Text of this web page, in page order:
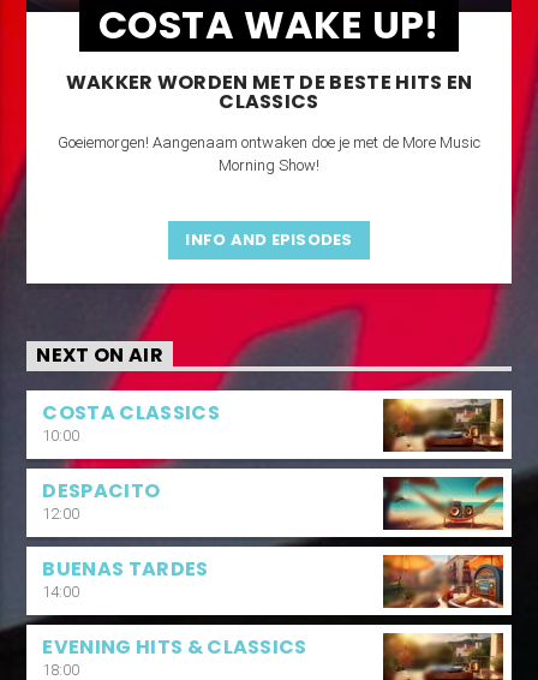
COSTA WAKE UP!
WAKKER WORDEN MET DE BESTE HITS EN
CLASSICS
Goeiemorgen! Aangenaam ontwaken doe je met de More Music
Morning Show!
INFO AND EPISODES
NEXT ON AIR
COSTA CLASSICS
10:00
DESPACITO
12:00
BUENAS TARDES
14:00
EVENING HITS & CLASSICS
18:00